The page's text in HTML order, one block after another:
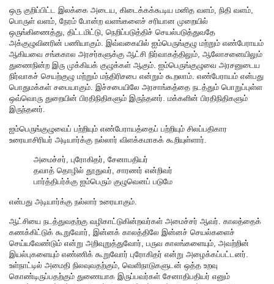
ஒரு குறிப்பிட்ட இலக்கை அடைய, கிடைக்கக்கூடிய மனித வளம், நிதி வளம்,
பொருள் வளம், நேரம் போன்ற வளங்களைச் சரியான முறையில்
ஒருங்கிணைத்து, திட்டமிட்டு, நெறிப்படுத்திச் செயல்படுத்துவதே
அக்குழுவினரின் பணியாகும். இவ்வகையில் ஐம்பெருங்குழு மற்றும் எண்பேராயம்
ஆகியவை சங்ககால அரசர்களுக்கு ஆட்சி நிர்வாகத்திலும், ஆலோசனையிலும்
துணைநின்ற இரு முக்கியக் குழுக்கள் ஆகும். ஐம்பெருங்குழுவை அரசனுடைய
நிர்வாகச் செயற்குழு மற்றும் மந்திரிசபை என்றும் கூறலாம். எண்பேராயம் என்பது
பொதுமக்கள் சபையாகும். இச்சபையிலே அரசாங்கத்தை நடத்தும் பொறுப்புள்ள
ஒவ்வொரு துறையின் பிரதிநிதிகளும் இருந்தனர். மக்களின் பிரதிநிதிகளும்
இருந்தனர்.
ஐம்பெருங்குழுவைப் பற்றியும் எண்பேராயத்தைப் பற்றியும் சிலப்பதிகார
உரையாசிரியர் அடியார்க்கு நல்லார் விளக்கமாகக் கூறியுள்ளார்.
அமைச்சர், புரோகிதர், சேனாபதியர்
தவாத் தொழில் தூதுவர், சாரணர் என்றிவர்
பார்த்திபர்க்கு ஐம்பெரும் குழுவெனப் படுமே
என்பது அடியார்க்கு நல்லார் உரையாகும்.
ஆட்சியை நடத்துவதற்கு வழிகாட்டுகின்றவர்கள் அமைச்சர் ஆவர். காலத்தைக்
கணக்கிட்டுக் கூறுவோர், இன்னக் காலத்திலே இன்னச் செயல்களைச்
செய்யவேண்டும் என்று அறிவுறுத்துவோர், பருவ காலங்களையும், அவற்றின்
இயல்புகளையும் எண்ணிக் கூறுவோர் புரோகிதர் என்று அழைக்கப்பட்டனர்.
உள்நாட்டில் அமைதி நிலவுவதற்கும், வெளிநாடுகளுடன் ஒத்த உறவு
கொண்டிருப்பதற்கும் துணையாக இருப்பவர்கள் சேனாதிபதியர் எனும்